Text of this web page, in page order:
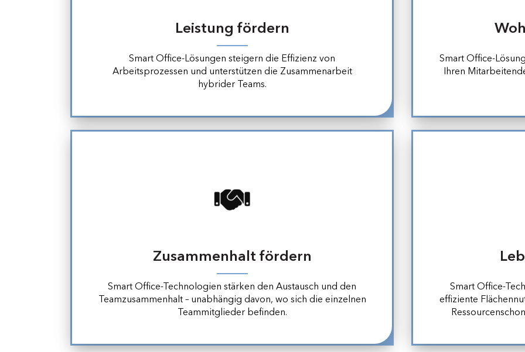
Leistung fördern
Smart Office-Lösungen steigern die Effizienz von
Arbeitsprozessen und unterstützen die Zusammenarbeit
hybrider Teams.
Smart Office-
Ihren
Zusammenhalt fördern
Smart Office-Technologien stärken den Austausch und den
Teamzusammenhalt – unabhängig davon, wo sich die einzelnen
Teammitglieder befinden.
Smart Office-
effiziente